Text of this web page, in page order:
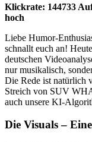
Klickrate: 144733
hoch
Liebe Humor-
schnallt euch an!
deutschen
nur musikalisch,
Die Rede ist natürlich
Streich von SUV
auch unsere KI-
Die Visuals –